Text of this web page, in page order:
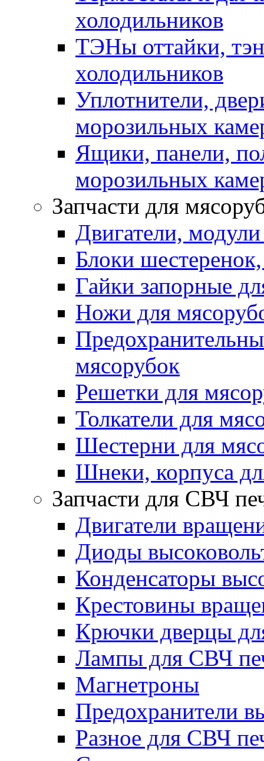
холодильников
ТЭНы оттайки,
холодильников
Уплотнители,
морозильных
Ящики, панели,
морозильных
Запчасти для
Двигатели,
Блоки
Гайки запорные
Ножи для
мясорубок
Решетки для
Толкатели для
Шестерни для
Шнеки, корпуса
Запчасти для СВЧ
Двигатели
Диоды
Конденсаторы
Крестовины
Крючки дверцы
Лампы для СВЧ
Магнетроны
Предохранители
Разное для СВЧ